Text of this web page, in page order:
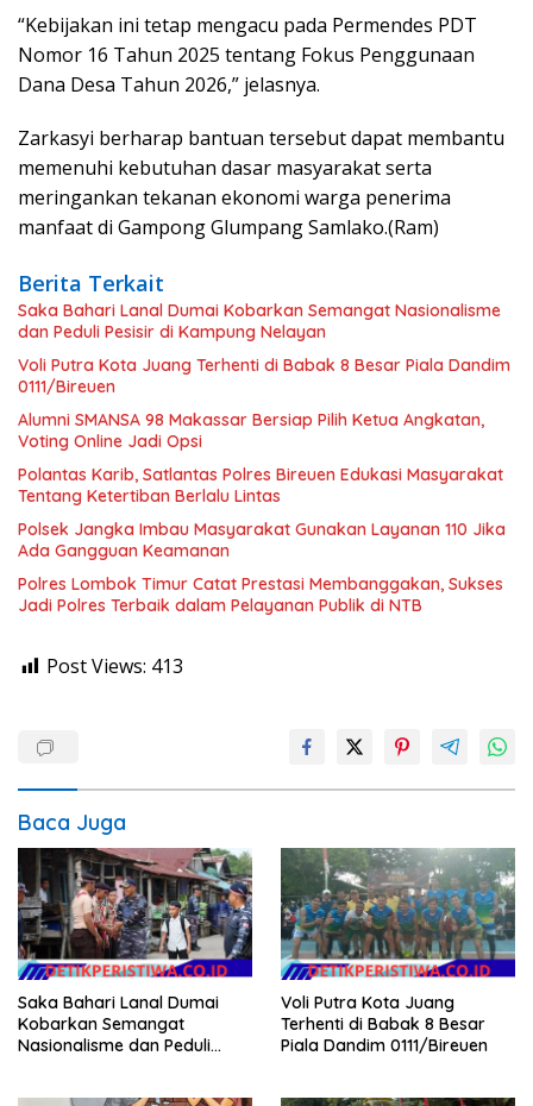
“Kebijakan ini tetap mengacu pada Permendes PDT
Nomor 16 Tahun 2025 tentang Fokus Penggunaan
Dana Desa Tahun 2026,” jelasnya.
Zarkasyi berharap bantuan tersebut dapat membantu
memenuhi kebutuhan dasar masyarakat serta
meringankan tekanan ekonomi warga penerima
manfaat di Gampong Glumpang Samlako.(Ram)
Berita Terkait
Saka Bahari Lanal Dumai Kobarkan Semangat Nasionalisme
dan Peduli Pesisir di Kampung Nelayan
Voli Putra Kota Juang Terhenti di Babak 8 Besar Piala Dandim
0111/Bireuen
Alumni SMANSA 98 Makassar Bersiap Pilih Ketua Angkatan,
Voting Online Jadi Opsi
Polantas Karib, Satlantas Polres Bireuen Edukasi Masyarakat
Tentang Ketertiban Berlalu Lintas
Polsek Jangka Imbau Masyarakat Gunakan Layanan 110 Jika
Ada Gangguan Keamanan
Polres Lombok Timur Catat Prestasi Membanggakan, Sukses
Jadi Polres Terbaik dalam Pelayanan Publik di NTB
Post Views: 413
Baca Juga
Saka Bahari Lanal Dumai
Kobarkan Semangat
Nasionalisme dan Peduli
Voli Putra Kota Juang
Terhenti di Babak 8 Besar
Piala Dandim 0111/Bireuen